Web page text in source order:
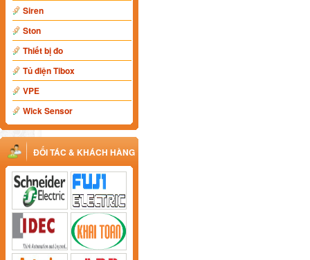
Siren
Ston
Thiết bị đo
Tủ điện Tibox
VPE
Wick Sensor
ĐỐI TÁC & KHÁCH HÀNG